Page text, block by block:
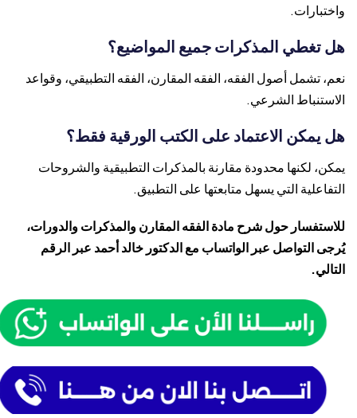
واختبارات.
هل تغطي المذكرات جميع المواضيع؟
نعم، تشمل أصول الفقه، الفقه المقارن، الفقه التطبيقي، وقواعد
الاستنباط الشرعي.
هل يمكن الاعتماد على الكتب الورقية فقط؟
يمكن، لكنها محدودة مقارنة بالمذكرات التطبيقية والشروحات
التفاعلية التي يسهل متابعتها على التطبيق.
للاستفسار حول شرح مادة الفقه المقارن والمذكرات والدورات،
يُرجى التواصل عبر الواتساب مع الدكتور خالد أحمد عبر الرقم
التالي.